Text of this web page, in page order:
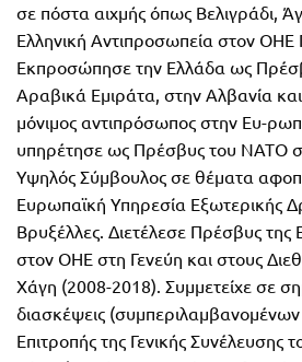
Ξένες
γλώσσες
Α.Σ.Ε.Π.
Θεματικά
Ημερολόγια
Βιβλία
Εκπαιδευτικών
Δραστηριοτήτων
ΣΤ΄
Τάξη
Γυμνάσιο
Α΄
Τάξη
Β΄
Τάξη
Γ΄
Τάξη
σε πόστα αιχμής όπως Βελιγράδι,
Ελληνική Αντιπροσωπεία στον ΟΗΕ
Εκπροσώπησε την Ελλάδα ως
Αραβικά Εμιράτα, στην Αλβανία
μόνιμος αντιπρόσωπος στην Ευ-
υπηρέτησε ως Πρέσβυς του ΝΑΤΟ
Υψηλός Σύμβουλος σε θέματα
Ευρωπαϊκή Υπηρεσία Εξωτερικής
Βρυξέλλες. Διετέλεσε Πρέσβυς
στον ΟΗΕ στη Γενεύη και στους
Χάγη (2008-2018). Συμμετείχε σε
διασκέψεις
Επιτροπής της Γενικής